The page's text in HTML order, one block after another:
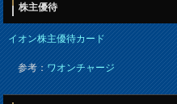
株主優待
イオン株主優待カード
参考：ワオンチャージ